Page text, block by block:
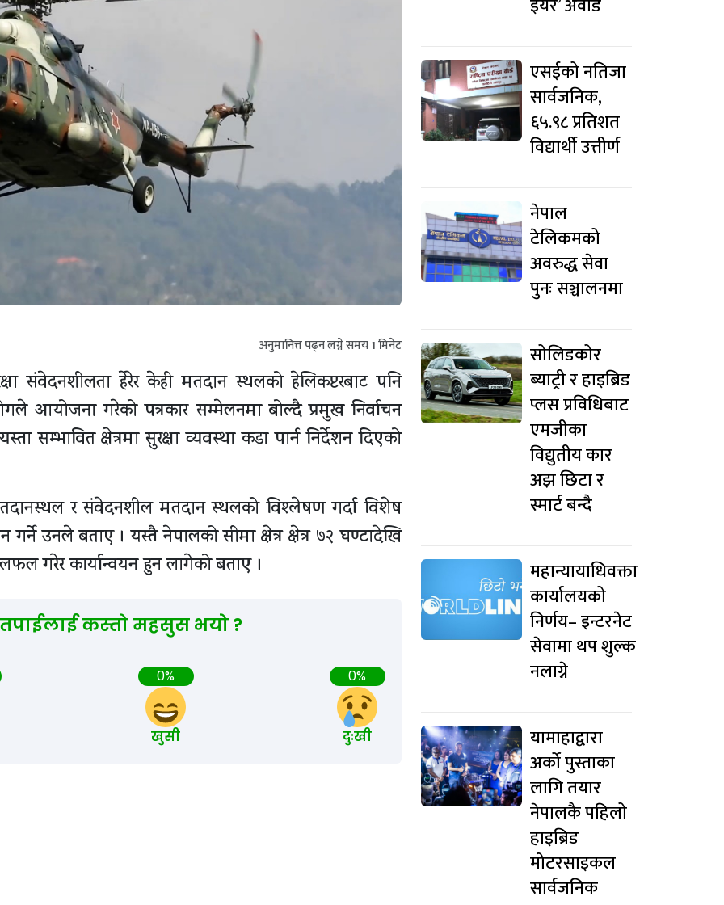
अनुमानित्त पढ्न लग्ने समय1मिनेट
संवेदनशीलता हेरेर केही मतदान स्थलको हेलिकप्टरबाट पनि
आयोजना गरेको पत्रकार सम्मेलनमा बोल्दै प्रमुख निर्वाचन
क्षेत्रमा सुरक्षा व्यवस्था कडा पार्न निर्देशन दिएको
र संवेदनशील मतदान स्थलको विश्लेषण गर्दा विशेष
उनले बताए । यस्तै नेपालको सीमा क्षेत्र क्षेत्र ७२ घण्टादेखि
गरेर कार्यान्वयन हुन लागेको बताए ।
कस्तो महसुस भयो ?
0%
खुसी
0%
दुःखी
इयर’ अवार्ड
एसईको नतिजा
सार्वजनिक,
६५.९८ प्रतिशत
विद्यार्थी उत्तीर्ण
नेपाल
टेलिकमको
अवरुद्ध सेवा
पुनः सञ्चालनमा
सोलिडकोर
ब्याट्री र हाइब्रिड
प्लस प्रविधिबाट
एमजीका
विद्युतीय कार
अझ छिटा र
स्मार्ट बन्दै
महान्यायाधिवक्ता
कार्यालयको
निर्णय– इन्टरनेट
सेवामा थप शुल्क
नलाग्ने
यामाहाद्वारा
अर्को पुस्ताका
लागि तयार
नेपालकै पहिलो
हाइब्रिड
मोटरसाइकल
सार्वजनिक